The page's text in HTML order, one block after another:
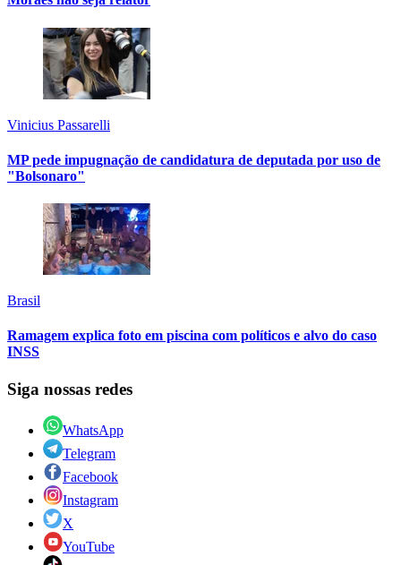
Vinicius Passarelli
MP pede impugnação de candidatura de deputada por uso de
"Bolsonaro"
Brasil
Ramagem explica foto em piscina com políticos e alvo do caso
INSS
Siga nossas redes
WhatsApp
Telegram
Facebook
Instagram
X
YouTube